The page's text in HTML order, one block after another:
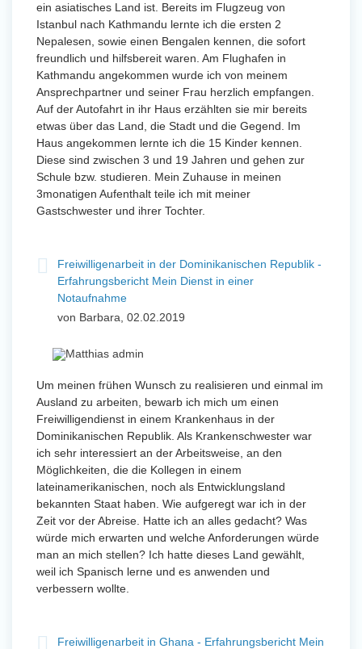
ein asiatisches Land ist. Bereits im Flugzeug von
Istanbul nach Kathmandu lernte ich die ersten 2
Nepalesen, sowie einen Bengalen kennen, die sofort
freundlich und hilfsbereit waren. Am Flughafen in
Kathmandu angekommen wurde ich von meinem
Ansprechpartner und seiner Frau herzlich empfangen.
Auf der Autofahrt in ihr Haus erzählten sie mir bereits
etwas über das Land, die Stadt und die Gegend. Im
Haus angekommen lernte ich die 15 Kinder kennen.
Diese sind zwischen 3 und 19 Jahren und gehen zur
Schule bzw. studieren. Mein Zuhause in meinen
3monatigen Aufenthalt teile ich mit meiner
Gastschwester und ihrer Tochter.
Freiwilligenarbeit in der Dominikanischen Republik -
Erfahrungsbericht Mein Dienst in einer
Notaufnahme
von Barbara, 02.02.2019
Um meinen frühen Wunsch zu realisieren und einmal im
Ausland zu arbeiten, bewarb ich mich um einen
Freiwilligendienst in einem Krankenhaus in der
Dominikanischen Republik. Als Krankenschwester war
ich sehr interessiert an der Arbeitsweise, an den
Möglichkeiten, die die Kollegen in einem
lateinamerikanischen, noch als Entwicklungsland
bekannten Staat haben. Wie aufgeregt war ich in der
Zeit vor der Abreise. Hatte ich an alles gedacht? Was
würde mich erwarten und welche Anforderungen würde
man an mich stellen? Ich hatte dieses Land gewählt,
weil ich Spanisch lerne und es anwenden und
verbessern wollte.
Freiwilligenarbeit in Ghana - Erfahrungsbericht Mein